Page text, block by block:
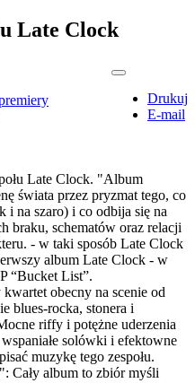
Late Clock
Drukuj
E-mail
Late Clock. "Album
świata przez pryzmat tego, co
i na szaro) i co odbija się na
braku, schematów oraz relacji
- w taki sposób Late Clock
album Late Clock - w
“Bucket List”.
obecny na scenie od
blues-rocka, stonera i
riffy i potężne uderzenia
solówki i efektowne
muzykę tego zespołu.
Cały album to zbiór myśli